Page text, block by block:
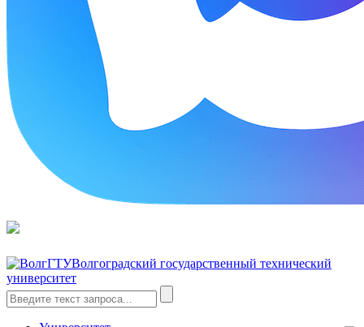
Волгоградский государственный технический
университет